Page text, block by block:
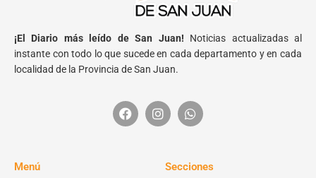
¡El Diario más leído de San Juan! Noticias actualizadas al
instante con todo lo que sucede en cada departamento y en cada
localidad de la Provincia de San Juan.
Menú Secciones